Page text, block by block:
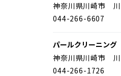
神奈川県川崎市 川
044-266-6607
パールクリーニング
神奈川県川崎市 川
044-266-1726